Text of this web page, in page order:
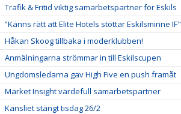
Trafik & Fritid viktig samarbetspartner för Eskils
”Känns rätt att Elite Hotels stöttar Eskilsminne IF"
Håkan Skoog tillbaka i moderklubben!
Anmälningarna strömmar in till Eskilscupen
Ungdomsledarna gav High Five en push framåt
Market Insight värdefull samarbetspartner
Kansliet stängt tisdag 26/2